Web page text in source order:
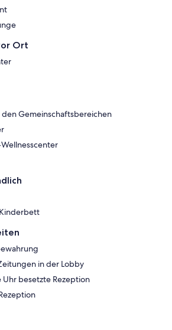
Ort
den Gemeinschaftsbereichen
in der Lobby
Uhr besetzte Rezeption